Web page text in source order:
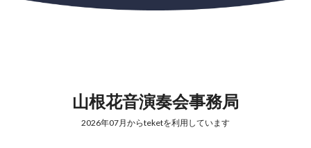
山根花音演奏会事務局
2026年07月からteketを利用しています